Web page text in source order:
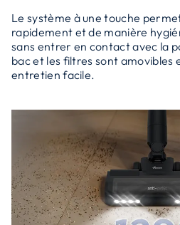
Le système à une touche
rapidement et de manière
sans entrer en contact avec la
bac et les filtres sont amovibles
entretien facile.